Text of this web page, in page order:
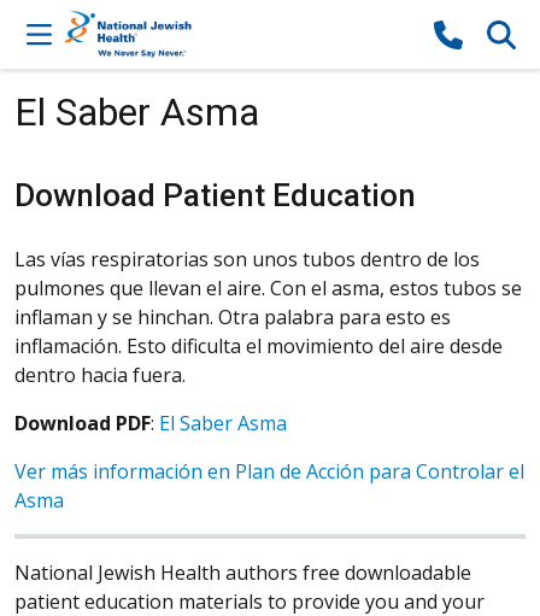
Skip to content
El Saber Asma
Download Patient Education
Las vías respiratorias son unos tubos dentro de los
pulmones que llevan el aire. Con el asma, estos tubos se
inflaman y se hinchan. Otra palabra para esto es
inflamación. Esto dificulta el movimiento del aire desde
dentro hacia fuera.
Download PDF: El Saber Asma
Ver más información en Plan de Acción para Controlar el
Asma
National Jewish Health authors free downloadable
patient education materials to provide you and your